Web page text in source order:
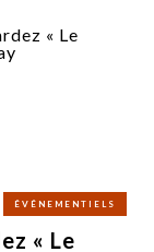
ÉVÉNEMENTIELS
« Le